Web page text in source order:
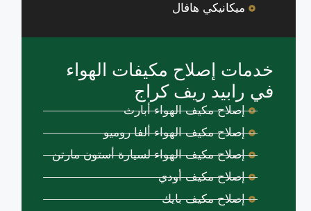
ميكانيكي هافال
خدمات إصلاح مكيفات الهواء
في رابيد ريف كراج
إصلاح مكيف الهواء أبارث
إصلاح مكيف الهواء ألفا روميو
إصلاح مكيف الهواء لسيارة أستون مارتن
إصلاح مكيف أودي
إصلاح مكيف بايك